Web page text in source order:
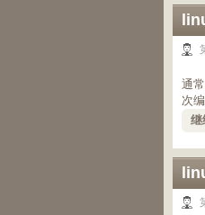
通
次
继